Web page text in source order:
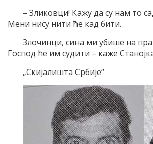
– Зликовци! Кажу да су нам то
Мени нису нити ће кад бити.
Злочинци, сина ми убише на
Господ ће им судити – каже
„Скијалишта Србије“